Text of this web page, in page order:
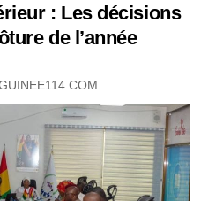
: Les décisions
de l’année